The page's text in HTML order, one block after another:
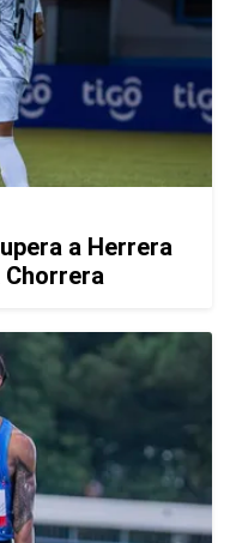
a Herrera
Chorrera